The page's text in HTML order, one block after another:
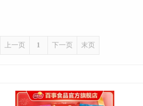
上一页 1 下一页 末页